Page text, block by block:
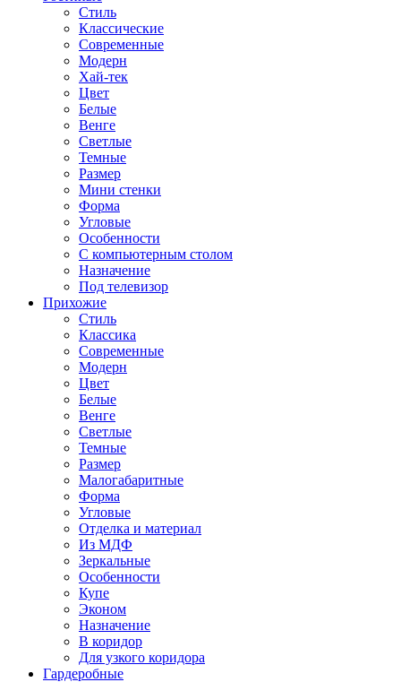
Стиль
Классические
Современные
Модерн
Хай-тек
Цвет
Белые
Венге
Светлые
Темные
Размер
Мини стенки
Форма
Угловые
Особенности
С компьютерным столом
Назначение
Под телевизор
Прихожие
Стиль
Классика
Современные
Модерн
Цвет
Белые
Венге
Светлые
Темные
Размер
Малогабаритные
Форма
Угловые
Отделка и материал
Из МДФ
Зеркальные
Особенности
Купе
Эконом
Назначение
В коридор
Для узкого коридора
Гардеробные